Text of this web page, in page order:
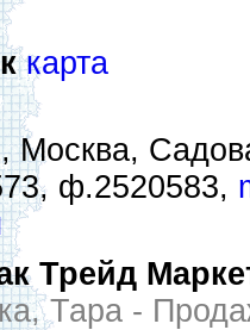
карта
Москва,
ф.2520583,
Трейд
Тара -